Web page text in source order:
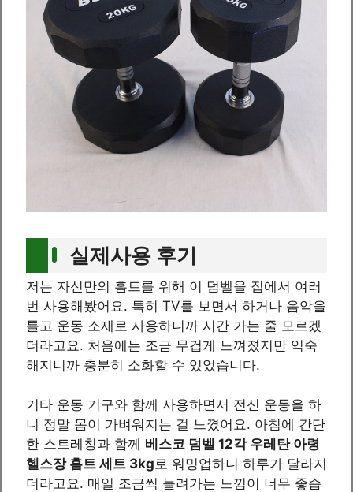
실제사용 후기
저는 자신만의 홈트를 위해 이 덤벨을 집에서 여러
번 사용해봤어요. 특히 TV를 보면서 하거나 음악을
틀고 운동 소재로 사용하니까 시간 가는 줄 모르겠
더라고요. 처음에는 조금 무겁게 느껴졌지만 익숙
해지니까 충분히 소화할 수 있었습니다.
기타 운동 기구와 함께 사용하면서 전신 운동을 하
니 정말 몸이 가벼워지는 걸 느꼈어요. 아침에 간단
한 스트레칭과 함께 베스코 덤벨 12각 우레탄 아령
헬스장 홈트 세트 3kg로 워밍업하니 하루가 달라지
더라고요. 매일 조금씩 늘려가는 느낌이 너무 좋습